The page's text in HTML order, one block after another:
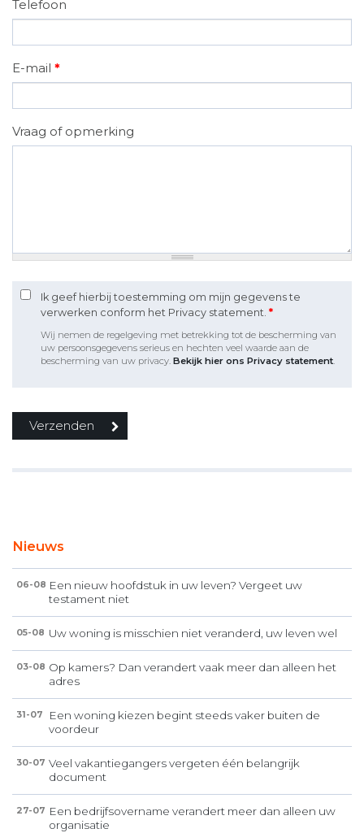
Telefoon
E-mail *
Vraag of opmerking
Ik geef hierbij toestemming om mijn gegevens te
verwerken conform het Privacy statement. *
Wij nemen de regelgeving met betrekking tot de bescherming van
uw persoonsgegevens serieus en hechten veel waarde aan de
bescherming van uw privacy. Bekijk hier ons Privacy statement.
Nieuws
06-08 Een nieuw hoofdstuk in uw leven? Vergeet uw
testament niet
05-08 Uw woning is misschien niet veranderd, uw leven wel
03-08 Op kamers? Dan verandert vaak meer dan alleen het
adres
31-07
Een woning kiezen begint steeds vaker buiten de
voordeur
30-07 Veel vakantiegangers vergeten één belangrijk
document
27-07 Een bedrijfsovername verandert meer dan alleen uw
organisatie